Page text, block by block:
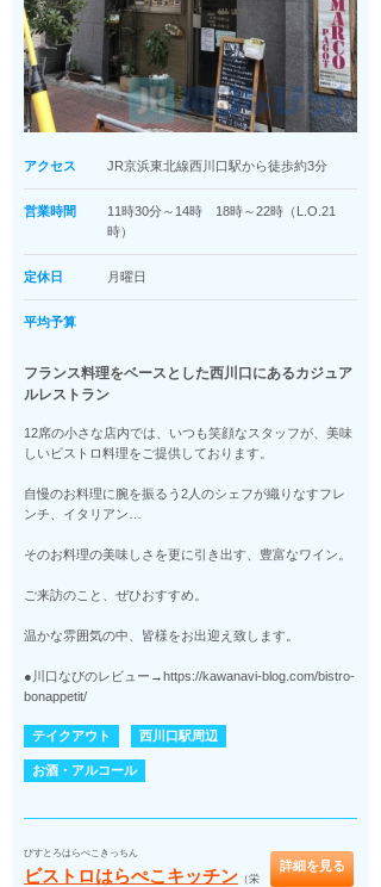
アクセス JR京浜東北線西川口駅から徒歩約3分
営業時間
11時30分～14時 18時～22時（L.O.21
時）
定休日 月曜日
平均予算
フランス料理をベースとした西川口にあるカジュア
ルレストラン
12席の小さな店内では、いつも笑顔なスタッフが、美味
しいビストロ料理をご提供しております。
自慢のお料理に腕を振るう2人のシェフが織りなすフレ
ンチ、イタリアン…
そのお料理の美味しさを更に引き出す、豊富なワイン。
ご来訪のこと、ぜひおすすめ。
温かな雰囲気の中、皆様をお出迎え致します。
●川口なびのレビュー→https://kawanavi-blog.com/bistro-
bonappetit/
テイクアウト 西川口駅周辺
お酒・アルコール
びすとろはらぺこきっちん
ビストロはらぺこキッチン （栄
詳細を見る